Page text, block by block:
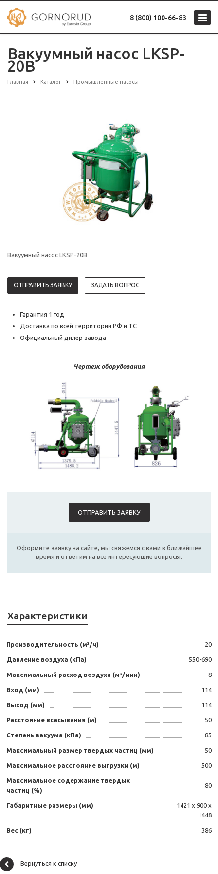
8 (800) 100-66-83
Вакуумный насос LKSP-
20B
Главная Каталог Промышленные насосы
Вакуумный насос LKSP-20B
ОТПРАВИТЬ ЗАЯВКУ ЗАДАТЬ ВОПРОС
Гарантия 1 год
Доставка по всей территории РФ и ТС
Официальный дилер завода
Чертеж оборудования
ОТПРАВИТЬ ЗАЯВКУ
Оформите заявку на сайте, мы свяжемся с вами в ближайшее
время и ответим на все интересующие вопросы.
Характеристики
Производительность (м³/ч) 20
Давление воздуха (кПа) 550-690
Максимальный расход воздуха (м³/мин) 8
Вход (мм) 114
Выход (мм) 114
Расстояние всасывания (м) 50
Степень вакуума (кПа) 85
Максимальный размер твердых частиц (мм) 50
Максимальное расстояние выгрузки (м) 500
Максимальное содержание твердых
частиц (%)
80
Габаритные размеры (мм)
1421 х 900 х
1448
Вес (кг) 386
Вернуться к списку